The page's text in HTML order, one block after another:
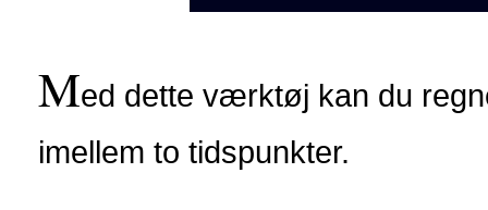
Med dette værktøj kan du
imellem to tidspunkter.